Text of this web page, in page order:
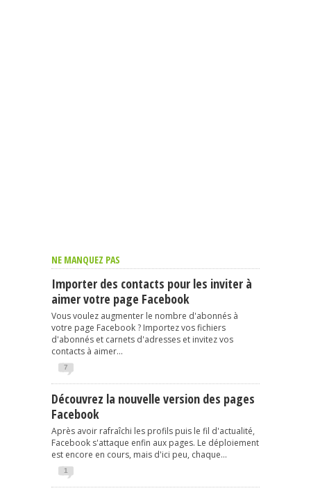
NE MANQUEZ PAS
Importer des contacts pour les inviter à
aimer votre page Facebook
Vous voulez augmenter le nombre d'abonnés à
votre page Facebook ? Importez vos fichiers
d'abonnés et carnets d'adresses et invitez vos
contacts à aimer...
7
Découvrez la nouvelle version des pages
Facebook
Après avoir rafraîchi les profils puis le fil d'actualité,
Facebook s'attaque enfin aux pages. Le déploiement
est encore en cours, mais d'ici peu, chaque...
1